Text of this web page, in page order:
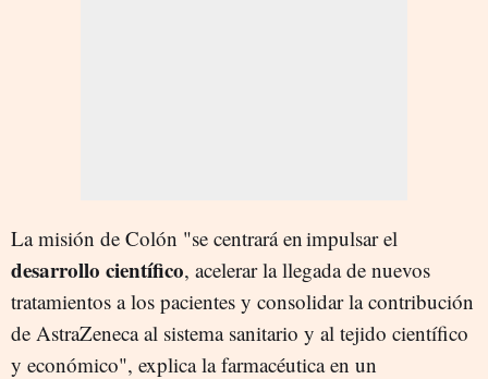
La misión de Colón "se centrará en impulsar el
desarrollo científico, acelerar la llegada de nuevos
tratamientos a los pacientes y consolidar la contribución
de AstraZeneca al sistema sanitario y al tejido científico
y económico", explica la farmacéutica en un